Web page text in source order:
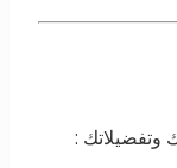
وتفضيلاتك :